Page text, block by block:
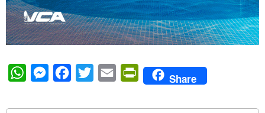
WhatsAppMessengerFacebook
Twitter Email PrintFriendly
Share